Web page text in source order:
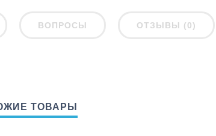
ВОПРОСЫ ОТЗЫВЫ (0)
ТОВАРЫ